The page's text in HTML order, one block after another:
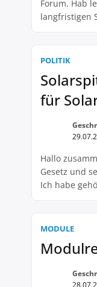
Forum. Hab
langfristigen
Gewinne
POLITIK
für
Hallo
Gesetz und
Ich habe
Erfahrungen
MODULE